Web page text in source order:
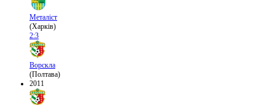
Металіст
(Харків)
2:3
Ворскла
(Полтава)
2011